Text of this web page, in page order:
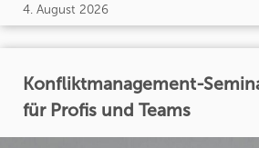
4. August 2026
Konfliktmanagement-
für Profis und Teams